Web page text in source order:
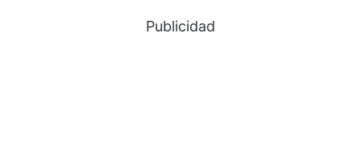
Publicidad